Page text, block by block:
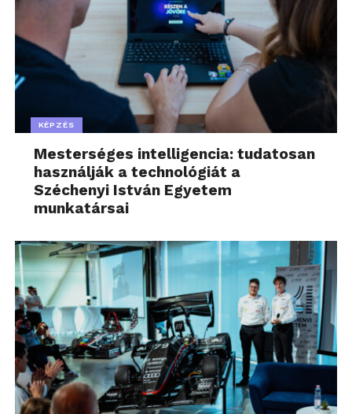
KÉPZÉS
Mesterséges intelligencia: tudatosan
használják a technológiát a
Széchenyi István Egyetem
munkatársai